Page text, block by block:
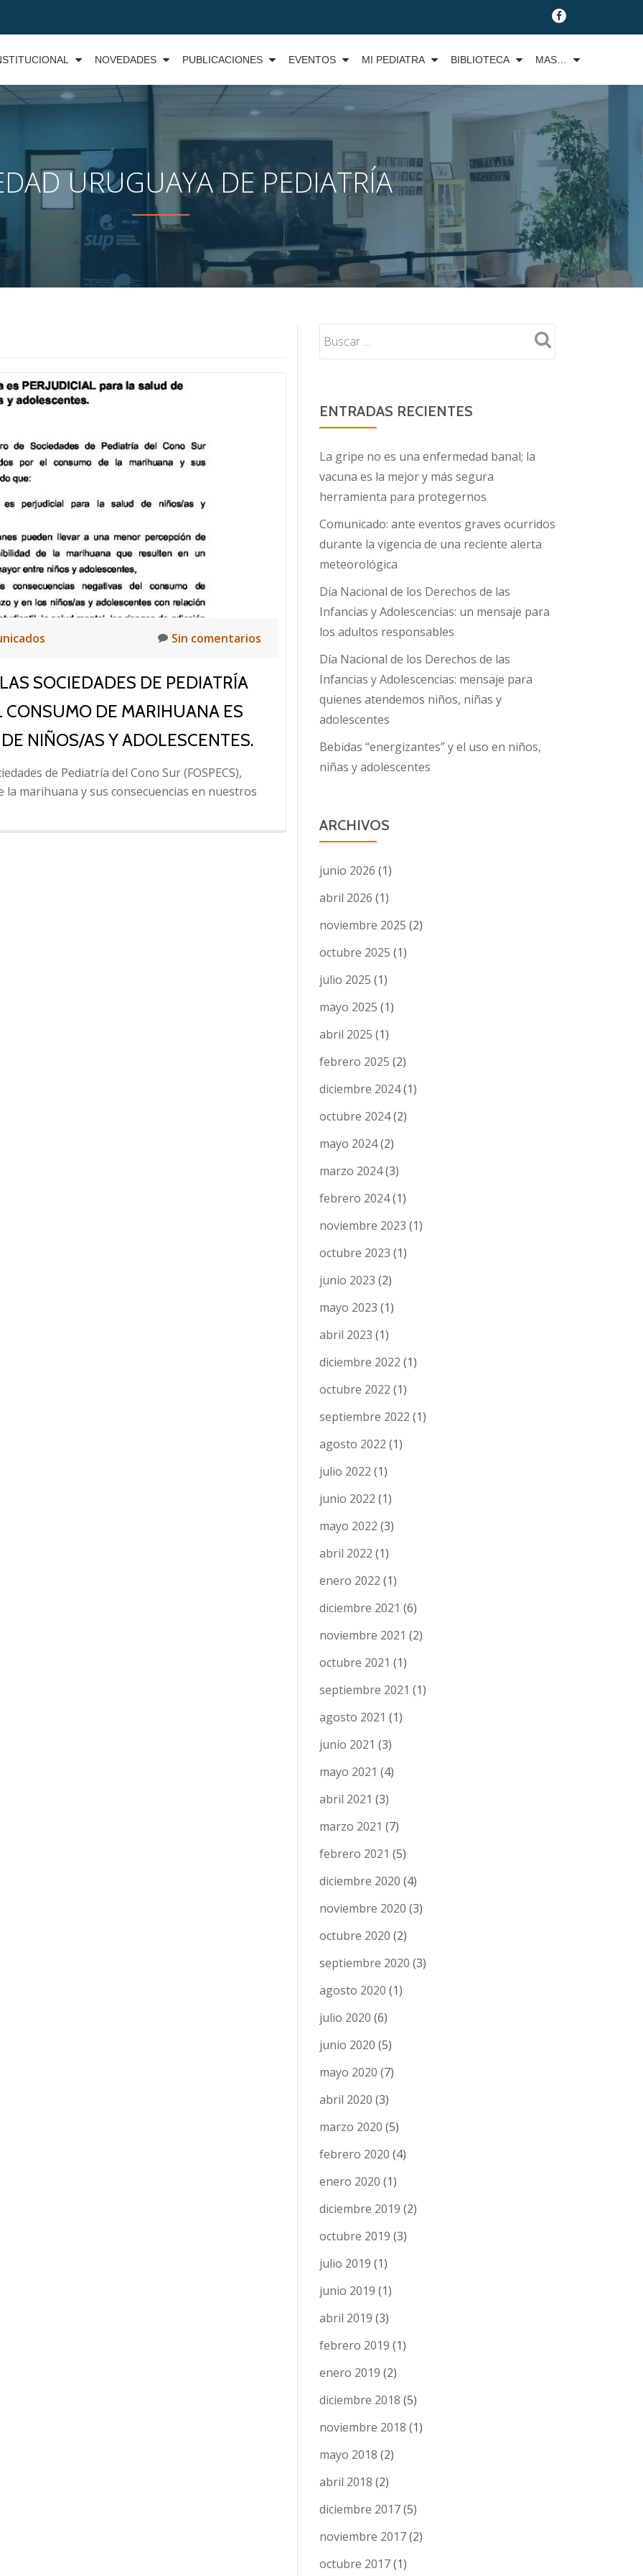
fa-
facebook
NOVEDADES PUBLICACIONES EVENTOS MI PEDIATRA BIBLIOTECA MAS…
URUGUAYA DE PEDIATRÍA
Sin comentarios
SOCIEDADES DE PEDIATRÍA
CONSUMO DE MARIHUANA ES
NIÑOS/AS Y ADOLESCENTES.
de Pediatría del Cono Sur (FOSPECS),
marihuana y sus consecuencias en nuestros
ENTRADAS RECIENTES
La gripe no es una enfermedad banal; la
vacuna es la mejor y más segura
herramienta para protegernos
Comunicado: ante eventos graves ocurridos
durante la vigencia de una reciente alerta
meteorológica
Día Nacional de los Derechos de las
Infancias y Adolescencias: un mensaje para
los adultos responsables
Día Nacional de los Derechos de las
Infancias y Adolescencias: mensaje para
quienes atendemos niños, niñas y
adolescentes
Bebidas “energizantes” y el uso en niños,
niñas y adolescentes
ARCHIVOS
junio 2026 (1)
abril 2026 (1)
noviembre 2025 (2)
octubre 2025 (1)
julio 2025 (1)
mayo 2025 (1)
abril 2025 (1)
febrero 2025 (2)
diciembre 2024(1)
octubre 2024(2)
mayo 2024(2)
marzo 2024(3)
febrero 2024(1)
noviembre 2023 (1)
octubre 2023 (1)
junio 2023 (2)
mayo 2023 (1)
abril 2023 (1)
diciembre 2022 (1)
octubre 2022 (1)
septiembre 2022 (1)
agosto 2022 (1)
julio 2022 (1)
junio 2022 (1)
mayo 2022 (3)
abril 2022 (1)
enero 2022 (1)
diciembre 2021 (6)
noviembre 2021 (2)
octubre 2021 (1)
septiembre 2021 (1)
agosto 2021 (1)
junio 2021 (3)
mayo 2021 (4)
abril 2021 (3)
marzo 2021 (7)
febrero 2021 (5)
diciembre 2020 (4)
noviembre 2020 (3)
octubre 2020 (2)
septiembre 2020 (3)
agosto 2020 (1)
julio 2020 (6)
junio 2020 (5)
mayo 2020 (7)
abril 2020 (3)
marzo 2020 (5)
febrero 2020 (4)
enero 2020 (1)
diciembre 2019 (2)
octubre 2019 (3)
julio 2019 (1)
junio 2019 (1)
abril 2019 (3)
febrero 2019 (1)
enero 2019 (2)
diciembre 2018 (5)
noviembre 2018 (1)
mayo 2018 (2)
abril 2018 (2)
diciembre 2017(5)
noviembre 2017(2)
octubre 2017(1)